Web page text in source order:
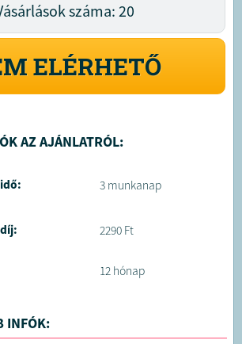
száma: 20
ELÉRHETŐ
AZ AJÁNLATRÓL:
3 munkanap
2290 Ft
12 hónap
INFÓK: